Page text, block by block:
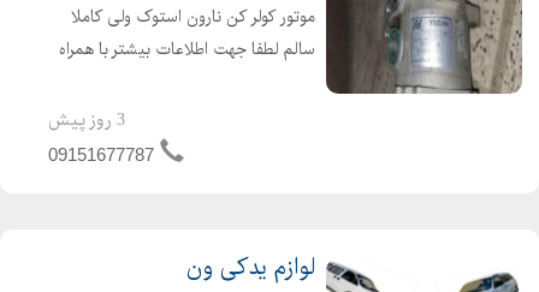
موتور کولر کن نارون استوک ولی کاملا
سالم لطفا جهت اطلاعات بیشتر با همراه
3 روز پیش
09151677787
لوازم یدکی ون